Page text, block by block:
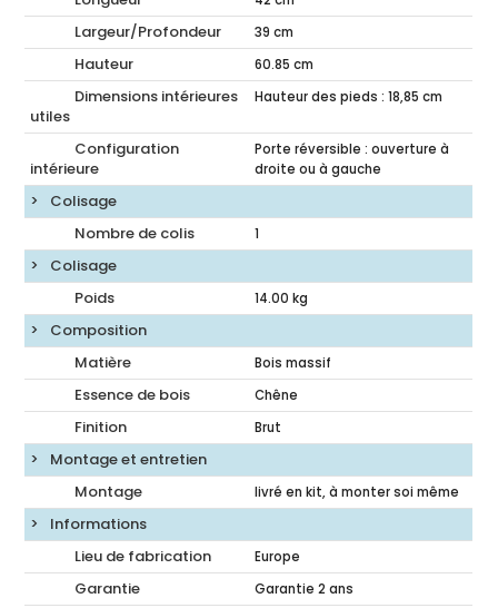
Largeur/Profondeur 39 cm
Hauteur 60.85 cm
Dimensions intérieures
utiles
Hauteur des pieds : 18,85 cm
Configuration
intérieure
Porte réversible : ouverture à
droite ou à gauche
Colisage
Nombre de colis
1
Colisage
Poids
14.00 kg
Composition
Matière
Bois massif
Essence de bois Chêne
Finition Brut
Montage et entretien
Montage
livré en kit, à monter soi même
Informations
Lieu de fabrication
Europe
Garantie Garantie 2 ans